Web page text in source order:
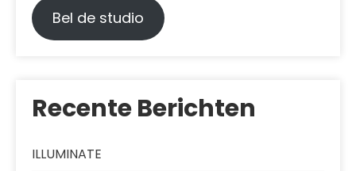
Bel de studio
Recente Berichten
ILLUMINATE